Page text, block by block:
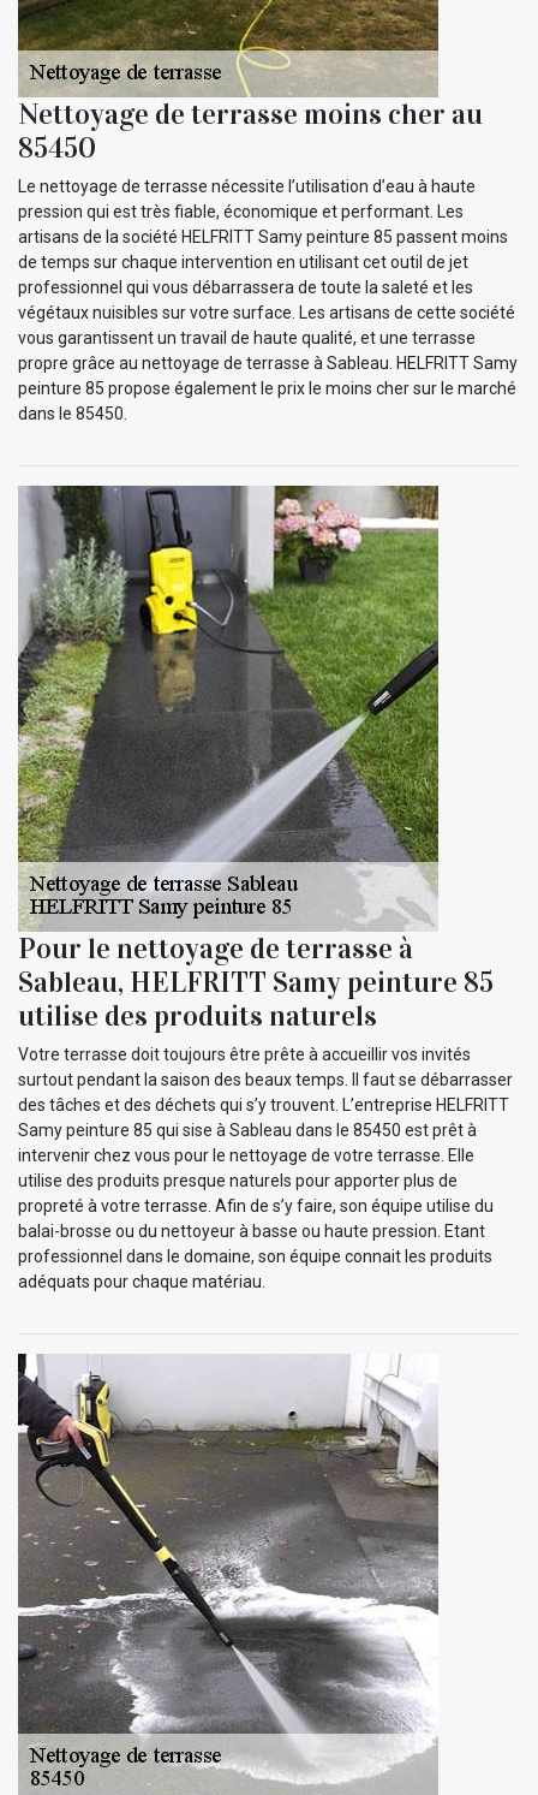
Nettoyage de terrasse moins cher au
85450
Le nettoyage de terrasse nécessite l’utilisation d’eau à haute
pression qui est très fiable, économique et performant. Les
artisans de la société HELFRITT Samy peinture 85 passent moins
de temps sur chaque intervention en utilisant cet outil de jet
professionnel qui vous débarrassera de toute la saleté et les
végétaux nuisibles sur votre surface. Les artisans de cette société
vous garantissent un travail de haute qualité, et une terrasse
propre grâce au nettoyage de terrasse à Sableau. HELFRITT Samy
peinture 85 propose également le prix le moins cher sur le marché
dans le 85450.
Pour le nettoyage de terrasse à
Sableau, HELFRITT Samy peinture 85
utilise des produits naturels
Votre terrasse doit toujours être prête à accueillir vos invités
surtout pendant la saison des beaux temps. Il faut se débarrasser
des tâches et des déchets qui s’y trouvent. L’entreprise HELFRITT
Samy peinture 85 qui sise à Sableau dans le 85450 est prêt à
intervenir chez vous pour le nettoyage de votre terrasse. Elle
utilise des produits presque naturels pour apporter plus de
propreté à votre terrasse. Afin de s’y faire, son équipe utilise du
balai-brosse ou du nettoyeur à basse ou haute pression. Etant
professionnel dans le domaine, son équipe connait les produits
adéquats pour chaque matériau.